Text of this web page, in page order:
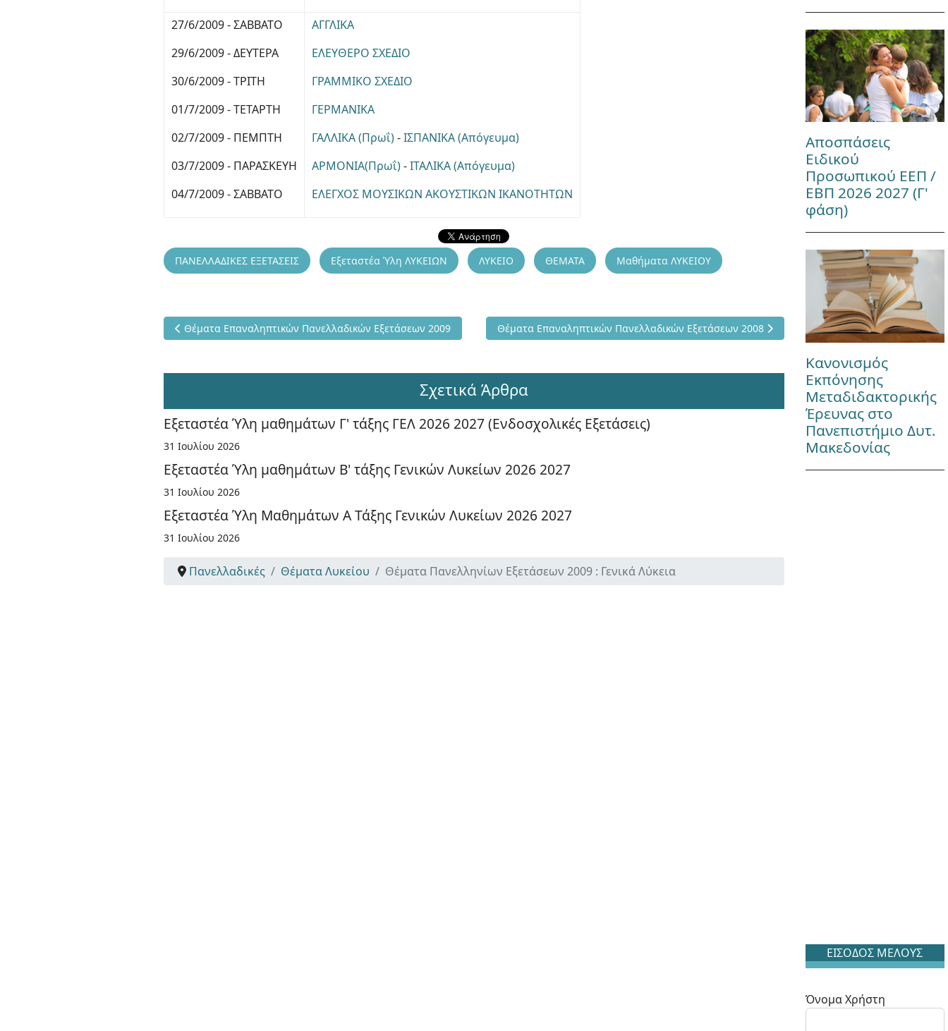
27/6/2009 - ΣΑΒΒΑΤΟ
29/6/2009 - ΔΕΥΤΕΡΑ
30/6/2009 - ΤΡΙΤΗ
01/7/2009 - ΤΕΤΑΡΤΗ
02/7/2009 - ΠΕΜΠΤΗ
03/7/2009 - ΠΑΡΑΣΚΕΥΗ
04/7/2009 - ΣΑΒΒΑΤΟ
ΑΓΓΛΙΚΑ
ΕΛΕΥΘΕΡΟ ΣΧΕΔΙΟ
ΓΡΑΜΜΙΚΟ ΣΧΕΔΙΟ
ΓΕΡΜΑΝΙΚΑ
ΓΑΛΛΙΚΑ (Πρωΐ)-ΙΣΠΑΝΙΚΑ (Απόγευμα)
ΑΡΜΟΝΙΑ(Πρωΐ)-ΙΤΑΛΙΚΑ (Απόγευμα)
ΕΛΕΓΧΟΣ ΜΟΥΣΙΚΩΝ ΑΚΟΥΣΤΙΚΩΝ ΙΚΑΝΟΤΗΤΩΝ
ΠΑΝΕΛΛΑΔΙΚΕΣ ΕΞΕΤΑΣΕΙΣ Εξεταστέα Ύλη ΛΥΚΕΙΩΝ ΛΥΚΕΙΟ ΘΕΜΑΤΑ Μαθήματα ΛΥΚΕΙΟΥ
Προηγούμενο άρθρο: Θέματα Επαναληπτικών Πανελλαδικών Εξετάσεων 2009
Θέματα Επαναληπτικών Πανελλαδικών Εξετάσεων 2009 Επόμενο άρθρο: Θέματα Επαναληπτικών Πανελλαδικών Εξετάσεων 2008
Θέματα Επαναληπτικών Πανελλαδικών Εξετάσεων 2008
Σχετικά Άρθρα
Εξεταστέα Ύλη μαθημάτων Γ' τάξης ΓΕΛ 2026 2027 (Ενδοσχολικές Εξετάσεις)
31 Ιουλίου 2026
Εξεταστέα Ύλη μαθημάτων Β' τάξης Γενικών Λυκείων 2026 2027
31 Ιουλίου 2026
Εξεταστέα Ύλη Μαθημάτων Α Τάξης Γενικών Λυκείων 2026 2027
31 Ιουλίου 2026
Πανελλαδικές Θέματα Λυκείου Θέματα Πανελληνίων Εξετάσεων 2009 : Γενικά Λύκεια
Αποσπάσεις
Ειδικού
Προσωπικού ΕΕΠ /
ΕΒΠ 2026 2027 (Γ'
φάση)
Κανονισμός
Εκπόνησης
Μεταδιδακτορικής
Έρευνας στο
Πανεπιστήμιο Δυτ.
Μακεδονίας
ΕΙΣΟΔΟΣ ΜΕΛΟΥΣ
Όνομα Χρήστη